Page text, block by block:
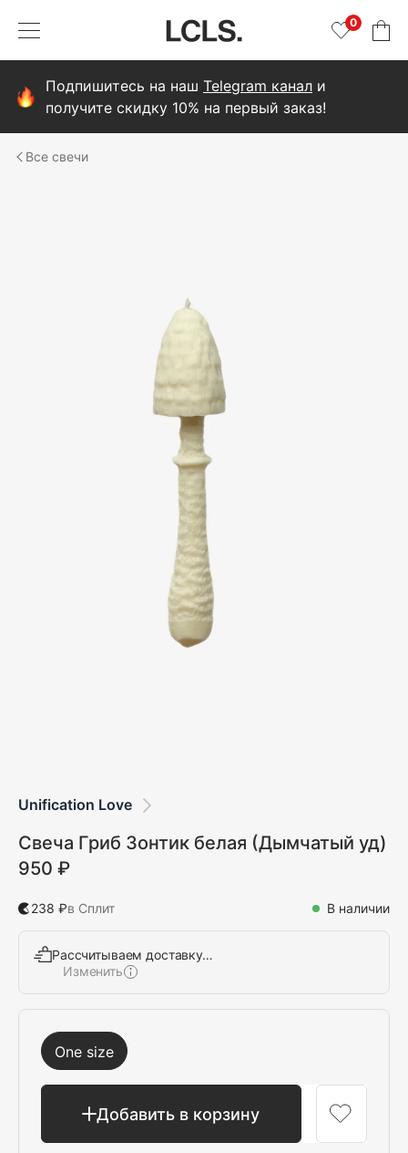
0
Подпишитесь на наш Telegram канал и
получите скидку 10% на первый заказ!
свечи
Unification Love
Свеча Гриб Зонтик белая (Дымчатый уд)
950 ₽
238 ₽в Сплит В наличии
Рассчитываем доставку…
Изменить
Добавить в корзину
One size